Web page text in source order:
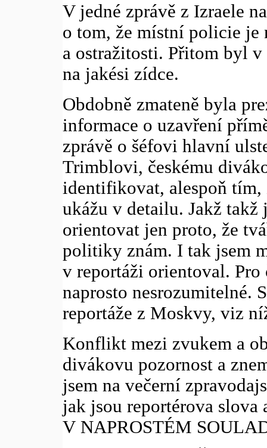
V jedné zprávě z Izraele
o tom, že místní policie je
a ostražitosti. Přitom byl
na jakési zídce.
Obdobně zmateně byla
informace o uzavření
zprávě o šéfovi hlavní
Trimblovi, českému
identifikovat, alespoň
ukážu v detailu. Jakž takž
orientovat jen proto, že
politiky znám. I tak jsem
v reportáži orientoval. Pro
naprosto nesrozumitelné.
reportáže z Moskvy, viz
Konflikt mezi zvukem a
divákovu pozornost a
jsem na večerní
jak jsou reportérova slova
V NAPROSTÉM